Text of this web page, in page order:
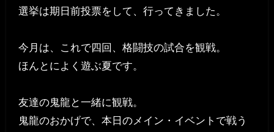
選挙は期日前投票をして、行ってきました。
今月は、これで四回、格闘技の試合を観戦。
ほんとによく遊ぶ夏です。
友達の鬼龍と一緒に観戦。
鬼龍のおかげで、本日のメイン・イベントで戦う